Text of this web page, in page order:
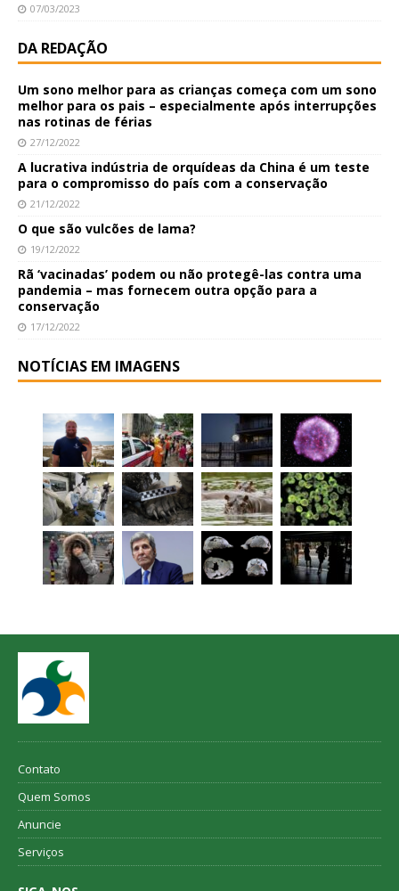
07/03/2023
DA REDAÇÃO
Um sono melhor para as crianças começa com um sono
melhor para os pais – especialmente após interrupções
nas rotinas de férias
27/12/2022
A lucrativa indústria de orquídeas da China é um teste
para o compromisso do país com a conservação
21/12/2022
O que são vulcões de lama?
19/12/2022
Rã ‘vacinadas’ podem ou não protegê-las contra uma
pandemia – mas fornecem outra opção para a
conservação
17/12/2022
NOTÍCIAS EM IMAGENS
Contato
Quem Somos
Anuncie
Serviços